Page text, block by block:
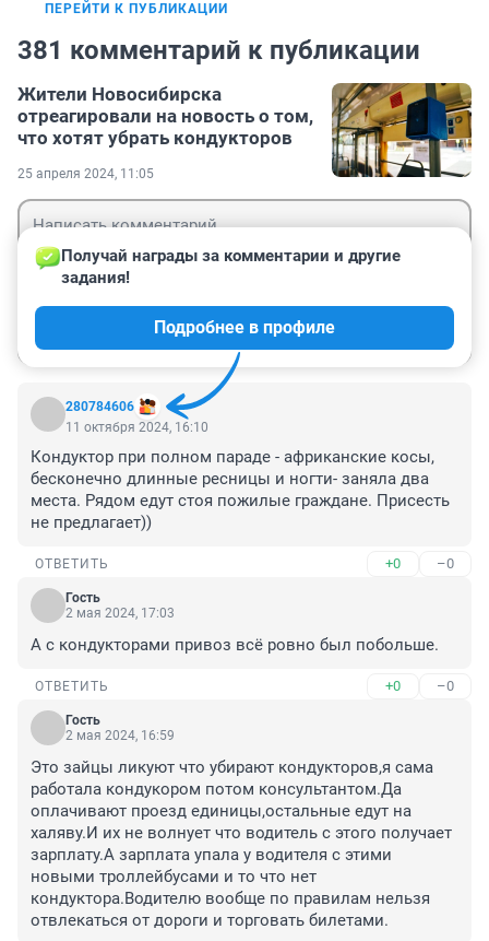
ПЕРЕЙТИ К ПУБЛИКАЦИИ
381 комментарий к публикации
Жители Новосибирска
отреагировали на новость о том,
что хотят убрать кондукторов
25 апреля 2024, 11:05
280784606
Получай награды за комментарии и другие
задания!
Подробнее в профиле
11 октября 2024, 16:10
Кондуктор при полном параде - африканские косы,
бесконечно длинные ресницы и ногти- заняла два
места. Рядом едут стоя пожилые граждане. Присесть
не предлагает))
ОТВЕТИТЬ +0 –0
Гость
2 мая 2024, 17:03
А с кондукторами привоз всё ровно был побольше.
ОТВЕТИТЬ +0 –0
Гость
2 мая 2024, 16:59
Это зайцы ликуют что убирают кондукторов,я сама
работала кондукором потом консультантом.Да
оплачивают проезд единицы,остальные едут на
халяву.И их не волнует что водитель с этого получает
зарплату.А зарплата упала у водителя с этими
новыми троллейбусами и то что нет
кондуктора.Водителю вообще по правилам нельзя
отвлекаться от дороги и торговать билетами.